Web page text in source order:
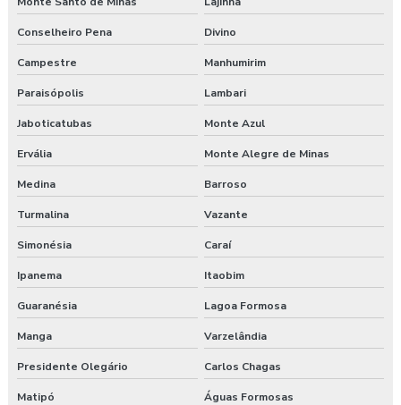
Treinamento online nr 12 Máquinas e Equipamentos
Treinamento online nr 33 Espaço Confinado
Treinamento online nr 35 Segurança Trabalho em Altura
Treinamento saúde e segurança do trabalho
Treinamento segurança do trabalho
Treinamento de segurança do trabalho na construção civil
Valor para elaboração de pgr
Conselheiro Pena Divino
Campestre Manhumirim
Paraisópolis Lambari
Jaboticatubas Monte Azul
Ervália Monte Alegre de Minas
Medina Barroso
Turmalina Vazante
Simonésia Caraí
Ipanema Itaobim
Guaranésia Lagoa Formosa
Manga Varzelândia
Presidente Olegário Carlos Chagas
Matipó Águas Formosas